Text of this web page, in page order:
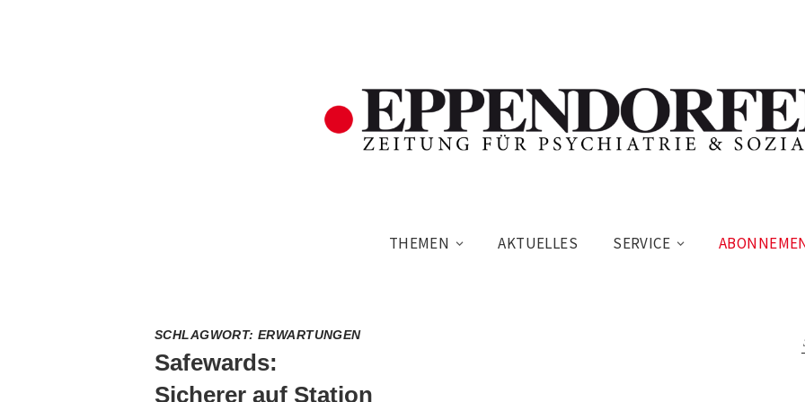
THEMEN AKTUELLES SERVICE
SCHLAGWORT:ERWARTUNGEN
Safewards:
Sicherer auf Station